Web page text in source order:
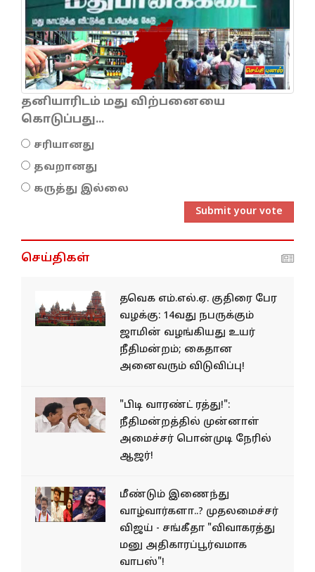
தனியாரிடம் மது விற்பனையை
கொடுப்பது...
சரியானது
தவறானது
கருத்து இல்லை
Submit your vote
செய்திகள்
தவெக எம்.எல்.ஏ. குதிரை பேர
வழக்கு: 14வது நபருக்கும்
ஜாமின் வழங்கியது உயர்
நீதிமன்றம்; கைதான
அனைவரும் விடுவிப்பு!
"பிடி வாரண்ட் ரத்து!":
நீதிமன்றத்தில் முன்னாள்
அமைச்சர் பொன்முடி நேரில்
ஆஜர்!
மீண்டும் இணைந்து
வாழ்வார்களா..? முதலமைச்சர்
விஜய் - சங்கீதா "விவாகரத்து
மனு அதிகாரப்பூர்வமாக
வாபஸ்"!